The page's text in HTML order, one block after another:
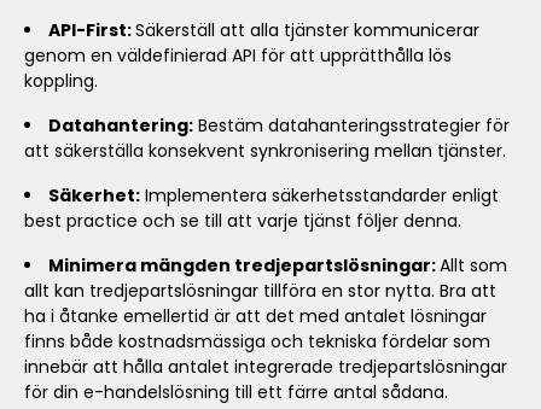
API-First:Säkerställ att alla tjänster kommunicerar
genom en väldefinierad API för att upprätthålla lös
koppling.
Datahantering: Bestäm datahanteringsstrategier för
att säkerställa konsekvent synkronisering mellan tjänster.
Säkerhet: Implementera säkerhetsstandarder enligt
best practice och se till att varje tjänst följer denna.
Minimera mängden tredjepartslösningar:Allt som
allt kan tredjepartslösningar tillföra en stor nytta. Bra att
ha i åtanke emellertid är att det med antalet lösningar
finns både kostnadsmässiga och tekniska fördelar som
innebär att hålla antalet integrerade tredjepartslösningar
för din e-handelslösning till ett färre antal sådana.